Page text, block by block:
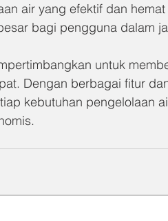
air yang efektif dan
bagi pengguna dalam
untuk
Dengan berbagai fitur
kebutuhan pengelolaan